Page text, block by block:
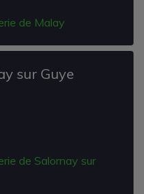
de Malay
sur Guye
de Salornay sur